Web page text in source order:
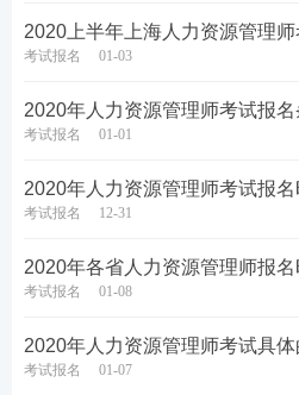
2020上半年上海人力资源管理师
考试报名 01-03
2020年人力资源管理师考试报
考试报名 01-01
2020年人力资源管理师考试报名
考试报名 12-31
2020年各省人力资源管理师报名
考试报名 01-08
2020年人力资源管理师考试具体
考试报名 01-07